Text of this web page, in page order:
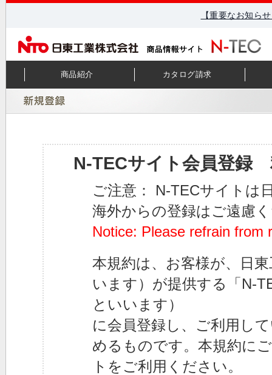
【重要なお知ら
商品紹介 カタログ請求
N-TECサイト会員登録
ご注意： N-TECサイトは
海外からの登録はご遠慮
Notice: Please refrain from
本規約は、お客様が、日
います）が提供する「N-
といいます）
に会員登録し、ご利用し
めるものです。本規約に
トをご利用ください。